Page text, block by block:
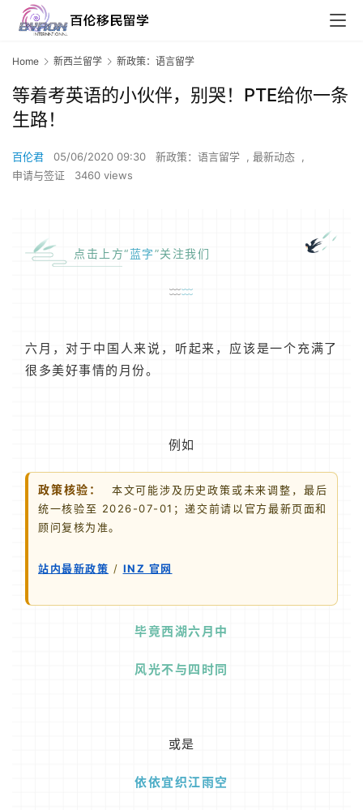
Home 新西兰留学 新政策：语言留学
等着考英语的小伙伴，别哭！PTE给你一条
生路！
百伦君 05/06/2020 09:30 新政策：语言留学 , 最新动态 ,
申请与签证
3460 views
点击上方“蓝字”关注我们
﹏﹏
六月，对于中国人来说，听起来，应该是一个充满了
很多美好事情的月份。
例如
政策核验：
本文可能涉及历史政策或未来调整，最后
统一核验至 2026-07-01；递交前请以官方最新页面和
顾问复核为准。
站内最新政策 / INZ 官网
毕竟西湖六月中
风光不与四时同
或是
依依宜织江雨空